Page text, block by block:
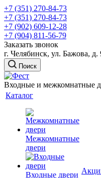
+7 (351) 270-84-73
+7 (351) 270-84-73
+7 (902) 609-12-28
+7 (904) 811-56-79
Заказать звонок
г. Челябинск, ул. Бажова, д.
Поиск
Входные и межкомнатные
Каталог
Межкомнатные
двери
Входные двери